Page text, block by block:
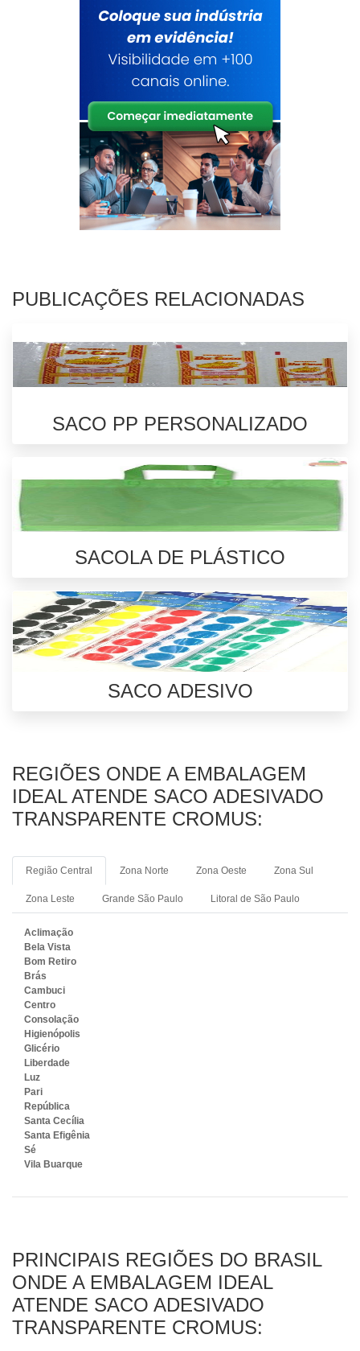
PUBLICAÇÕES RELACIONADAS
SACO PP PERSONALIZADO
SACOLA DE PLÁSTICO
SACO ADESIVO
REGIÕES ONDE A EMBALAGEM
IDEAL ATENDE SACO ADESIVADO
TRANSPARENTE CROMUS:
Região Central Zona Norte Zona Oeste Zona Sul
Zona Leste Grande São Paulo Litoral de São Paulo
Aclimação
Bela Vista
Bom Retiro
Brás
Cambuci
Centro
Consolação
Higienópolis
Glicério
Liberdade
Luz
Pari
República
Santa Cecília
Santa Efigênia
Sé
Vila Buarque
PRINCIPAIS REGIÕES DO BRASIL
ONDE A EMBALAGEM IDEAL
ATENDE SACO ADESIVADO
TRANSPARENTE CROMUS: